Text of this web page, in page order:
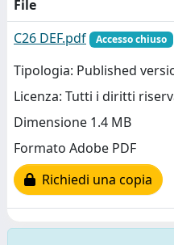
File
C26 DEF.pdf
Accesso chiuso
Tipologia: Published
Licenza: Tutti i diritti
Dimensione 1.4 MB
Formato Adobe PDF
Richiedi una copia